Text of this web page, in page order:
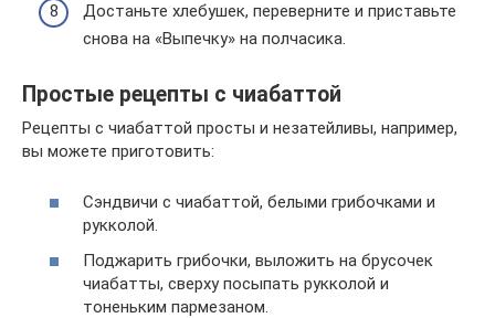
Достаньте хлебушек, переверните и приставьте
снова на «Выпечку» на полчасика.
Простые рецепты с чиабаттой
Рецепты с чиабаттой просты и незатейливы, например,
вы можете приготовить:
Сэндвичи с чиабаттой, белыми грибочками и
рукколой.
Поджарить грибочки, выложить на брусочек
чиабатты, сверху посыпать рукколой и
тоненьким пармезаном.